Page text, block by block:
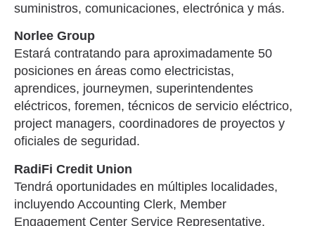
suministros, comunicaciones, electrónica y más.
Norlee Group
Estará contratando para aproximadamente 50
posiciones en áreas como electricistas,
aprendices, journeymen, superintendentes
eléctricos, foremen, técnicos de servicio eléctrico,
project managers, coordinadores de proyectos y
oficiales de seguridad.
RadiFi Credit Union
Tendrá oportunidades en múltiples localidades,
incluyendo Accounting Clerk, Member
Engagement Center Service Representative,